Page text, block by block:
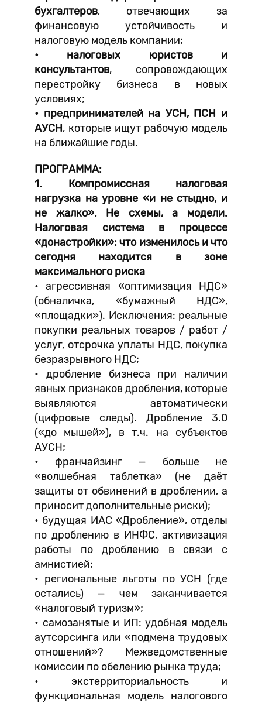
бухгалтеров, отвечающих за
финансовую устойчивость и
налоговую модель компании;
• налоговых юристов и
консультантов, сопровождающих
перестройку бизнеса в новых
условиях;
• предпринимателей на УСН, ПСН и
АУСН, которые ищут рабочую модель
на ближайшие годы.
ПРОГРАММА:
1. Компромиссная налоговая
нагрузка на уровне «и не стыдно, и
не жалко». Не схемы, а модели.
Налоговая система в процессе
«донастройки»: что изменилось и что
сегодня находится в зоне
максимального риска
• агрессивная «оптимизация НДС»
(обналичка, «бумажный НДС»,
«площадки»). Исключения: реальные
покупки реальных товаров / работ /
услуг, отсрочка уплаты НДС, покупка
безразрывного НДС;
• дробление бизнеса при наличии
явных признаков дробления, которые
выявляются автоматически
(цифровые следы). Дробление 3.0
(«до мышей»), в т.ч. на субъектов
АУСН;
• франчайзинг — больше не
«волшебная таблетка» (не даёт
защиты от обвинений в дроблении, а
приносит дополнительные риски);
• будущая ИАС «Дробление», отделы
по дроблению в ИНФС, активизация
работы по дроблению в связи с
амнистией;
• региональные льготы по УСН (где
остались) — чем заканчивается
«налоговый туризм»;
• самозанятые и ИП: удобная модель
аутсорсинга или «подмена трудовых
отношений»? Межведомственные
комиссии по обелению рынка труда;
• экстерриториальность и
функциональная модель налогового